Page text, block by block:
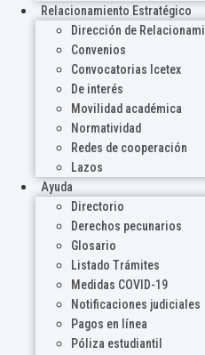
Relacionamiento Estratégico
Dirección de
Convenios
Convocatorias Icetex
De interés
Movilidad académica
Normatividad
Redes de cooperación
Lazos
Ayuda
Directorio
Derechos pecunarios
Glosario
Listado Trámites
Medidas COVID-19
Notificaciones judiciales
Pagos en línea
Póliza estudiantil